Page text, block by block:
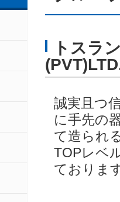
トス
誠実且つ
に手先の
て造られ
TOPレベ
ておりま